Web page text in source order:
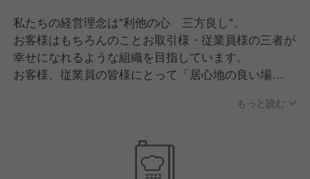
私たちの経営理念は"利他の心 三方良し"。
お客様はもちろんのことお取引様・従業員様の三者が
幸せになれるような組織を目指しています。
お客様、従業員の皆様にとって「居⼼地の良い場
ン」、「親切への感動」となるよう、伸び伸び、明る
もっと読む